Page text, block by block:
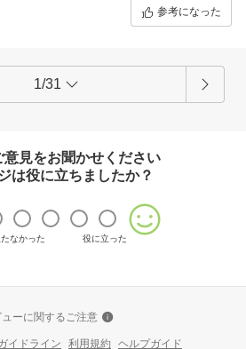
参考になった
1/31
意見をお聞かせください
は役に立ちましたか？
なかった 役に立った
ューに関するご注意
イドライン 利用規約 ヘルプガイド